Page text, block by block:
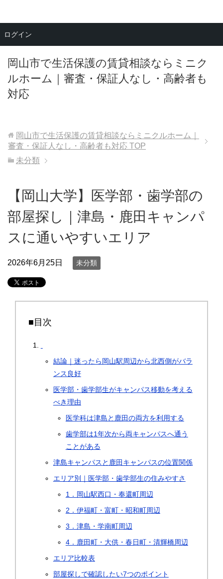
岡山市で生活保護の賃貸相談ならミニク
ルホーム｜審査・保証人なし・高齢者も
対応
メニュー
岡山市で生活保護の賃貸相談ならミニクルホーム｜
審査・保証人なし・高齢者も対応 TOP
未分類
【岡山大学】医学部・歯学部の
部屋探し｜津島・鹿田キャンパ
スに通いやすいエリア
2026年6月25日 未分類
■目次
結論｜迷ったら岡山駅周辺から北西側がバラ
ンス良好
医学部・歯学部生がキャンパス移動を考える
べき理由
医学科は津島と鹿田の両方を利用する
歯学部は1年次から両キャンパスへ通う
ことがある
津島キャンパスと鹿田キャンパスの位置関係
エリア別｜医学部・歯学部生の住みやすさ
1．岡山駅西口・奉還町周辺
2．伊福町・富町・昭和町周辺
3．津島・学南町周辺
4．鹿田町・大供・春日町・清輝橋周辺
エリア比較表
部屋探しで確認したい7つのポイント
ログイン